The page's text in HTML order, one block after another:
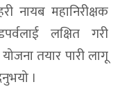
नायब महानिरीक्षक
लक्षित गरी
तयार पारी लागू
।